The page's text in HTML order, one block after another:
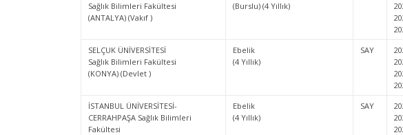
Sağlık Bilimleri Fakültesi
(ANTALYA) (Vakıf )
(Burslu) (4 Yıllık)
SELÇUK ÜNİVERSİTESİ
Sağlık Bilimleri Fakültesi
(KONYA) (Devlet )
Ebelik
(4 Yıllık)
SAY
İSTANBUL ÜNİVERSİTESİ-
CERRAHPAŞA Sağlık Bilimleri
Fakültesi
Ebelik
(4 Yıllık)
SAY